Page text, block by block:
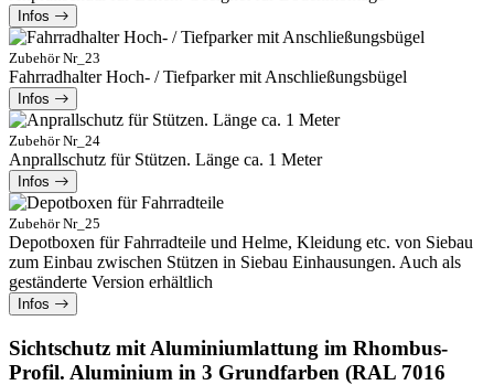
Infos
Zubehör Nr_23
Fahrradhalter Hoch- / Tiefparker mit Anschließungsbügel
Infos
Zubehör Nr_24
Anprallschutz für Stützen. Länge ca. 1 Meter
Infos
Zubehör Nr_25
Depotboxen für Fahrradteile und Helme, Kleidung etc. von Siebau
zum Einbau zwischen Stützen in Siebau Einhausungen. Auch als
geständerte Version erhältlich
Infos
Sichtschutz mit Aluminiumlattung im Rhombus-
Profil. Aluminium in 3 Grundfarben (RAL 7016